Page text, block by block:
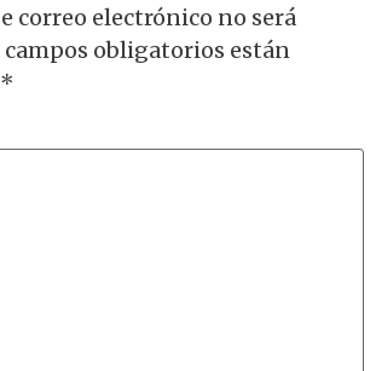
correo electrónico no será
campos obligatorios están
*